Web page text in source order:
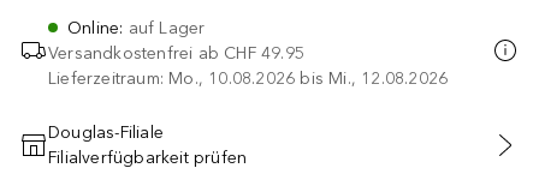
Online: auf Lager
Versandkostenfrei ab CHF 49.95
Lieferzeitraum: Mo., 10.08.2026 bis Mi., 12.08.2026
IN DEN WARENKORB
Douglas-Filiale
Filialverfügbarkeit prüfen